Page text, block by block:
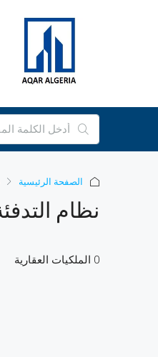
الصفحة الرئيسية
نظام
0 الملكيات العقارية